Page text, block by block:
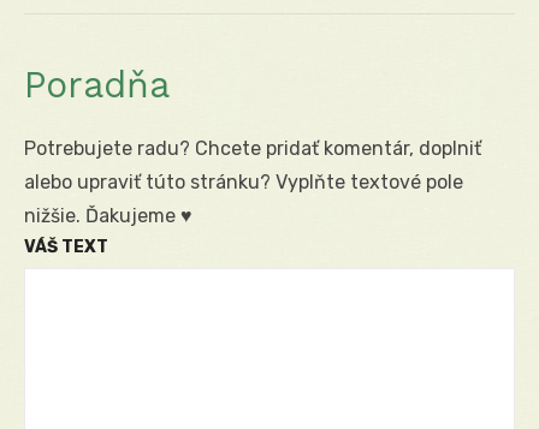
Poradňa
Potrebujete radu? Chcete pridať komentár, doplniť
alebo upraviť túto stránku? Vyplňte textové pole
nižšie. Ďakujeme ♥
VÁŠ TEXT